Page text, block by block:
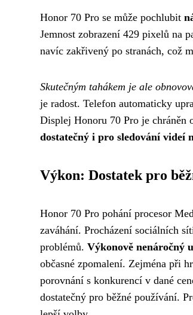
Honor 70 Pro se může pochlubit
Jemnost zobrazení 429 pixelů na
navíc zakřivený po stranách, což
Skutečným tahákem je ale
je radost. Telefon automaticky
Displej Honoru 70 Pro je chráněn
dostatečný i pro sledování videí
Výkon: Dostatek pro
Honor 70 Pro pohání procesor
zaváhání. Procházení sociálních
problémů. Výkonově nenáročný
občasné zpomalení. Zejména při
porovnání s konkurencí v dané
dostatečný pro běžné používání.